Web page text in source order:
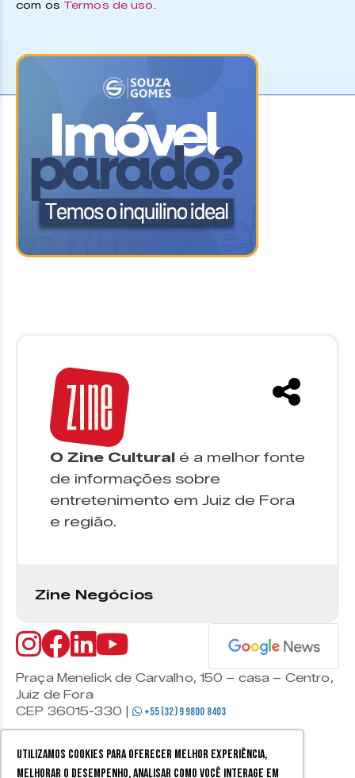
Utilizamos cookies para oferecer melhor experiência,
melhorar o desempenho, analisar como você interage em
com os Termos de uso
O Zine Cultural é a melhor fonte
de informações sobre
entretenimento em Juiz de Fora
e região.
Zine Negócios
Praça Menelick de Carvalho, 150 – casa – Centro,
Juiz de Fora
CEP 36015-330 |
+55 (32) 9 9800 8403